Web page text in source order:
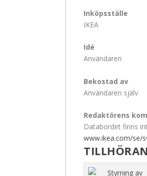
Inköpsställe
IKEA
Idé
Användaren
Bekostad av
Användaren själv
Redaktörens
Databordet finns
www.ikea.com/se/